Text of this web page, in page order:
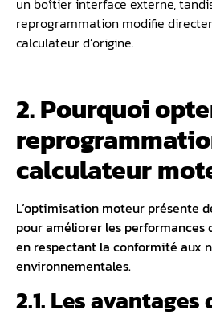
reprogrammation modifie
calculateur d’origine.
2. Pourquoi
calculateur
L’optimisation moteur présente
pour améliorer les
en respectant la conformité aux
environnementales.
2.1. Les avantages